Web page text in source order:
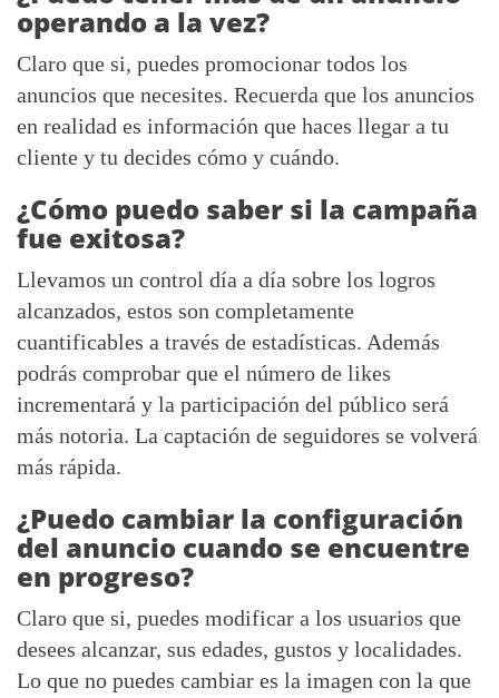
operando a la vez?
Claro que si, puedes promocionar todos los
anuncios que necesites. Recuerda que los anuncios
en realidad es información que haces llegar a tu
cliente y tu decides cómo y cuándo.
¿Cómo puedo saber si la campaña
fue exitosa?
Llevamos un control día a día sobre los logros
alcanzados, estos son completamente
cuantificables a través de estadísticas. Además
podrás comprobar que el número de likes
incrementará y la participación del público será
más notoria. La captación de seguidores se volverá
más rápida.
¿Puedo cambiar la configuración
del anuncio cuando se encuentre
en progreso?
Claro que si, puedes modificar a los usuarios que
desees alcanzar, sus edades, gustos y localidades.
Lo que no puedes cambiar es la imagen con la que